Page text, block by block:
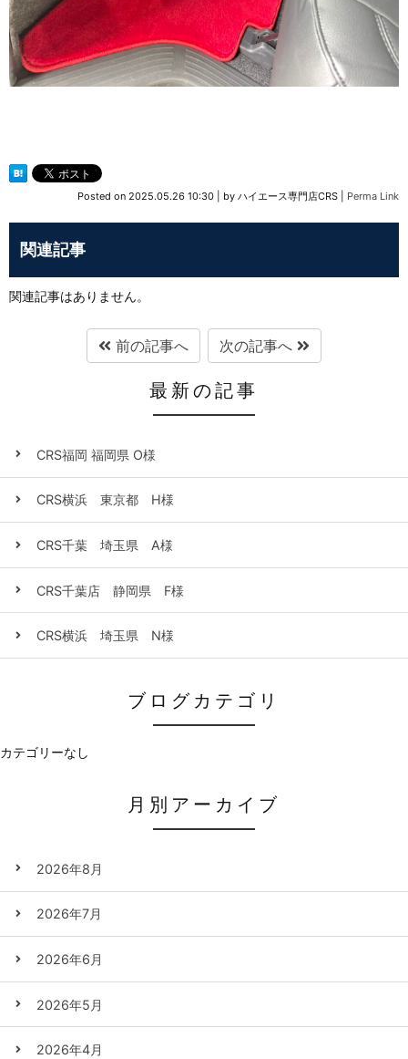
Posted on 2025.05.26 10:30 by ハイエース専門店CRS Perma Link
関連記事
関連記事はありません。
前の記事へ 次の記事へ
最新の記事
CRS福岡 福岡県 O様
CRS横浜 東京都 H様
CRS千葉 埼玉県 A様
CRS千葉店 静岡県 F様
CRS横浜 埼玉県 N様
ブログカテゴリ
カテゴリーなし
月別アーカイブ
2026年8月
2026年7月
2026年6月
2026年5月
2026年4月